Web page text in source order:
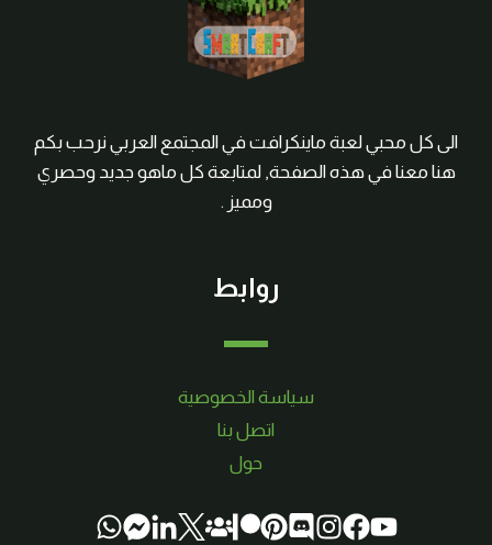
الى كل محبي لعبة ماينكرافت في المجتمع العربي نرحب بكم
هنا معنا في هذه الصفحة, لمتابعة كل ماهو جديد وحصري
ومميز .
روابط
سياسة الخصوصية
اتصل بنا
حول